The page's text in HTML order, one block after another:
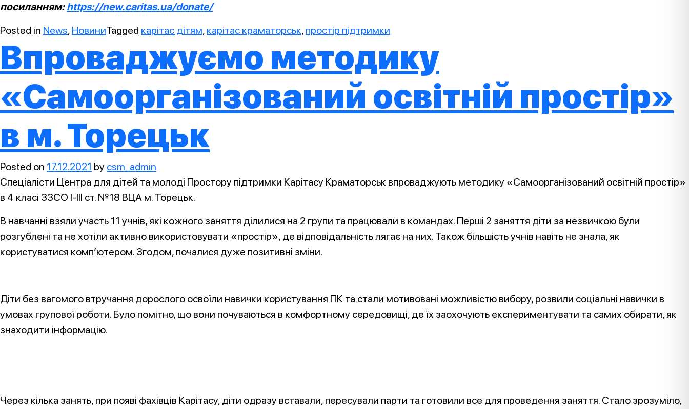
посиланням:https://new.caritas.ua/donate/
Posted in News, НовиниTagged карітас дітям, карітас краматорськ, простір підтримки
Впроваджуємо методику
«Самоорганізований освітній простір»
в м. Торецьк
Posted on 17.12.2021 by csm_admin
Спеціалісти Центра для дітей та молоді Простору підтримки Карітасу Краматорськ впроваджують методику «Самоорганізований освітній простір»
в 4 класі ЗЗСО I-III ст. №18 ВЦА м. Торецьк.
В навчанні взяли участь 11 учнів, які кожного заняття ділилися на 2 групи та працювали в командах. Перші 2 заняття діти за незвичкою були
розгублені та не хотіли активно використовувати «простір», де відповідальність лягає на них. Також більшість учнів навіть не знала, як
користуватися комп’ютером. Згодом, почалися дуже позитивні зміни.
Діти без вагомого втручання дорослого освоїли навички користування ПК та стали мотивовані можливістю вибору, розвили соціальні навички в
умовах групової роботи. Було помітно, що вони почуваються в комфортному середовищі, де їх заохочують експериментувати та самих обирати, як
знаходити інформацію.
Через кілька занять, при появі фахівців Карітасу, діти одразу вставали, пересували парти та готовили все для проведення заняття. Стало зрозуміло,